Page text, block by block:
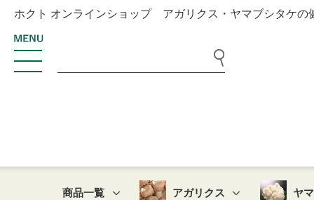
ホクト オンラインショップ アガリクス・ヤマブシタケの
商品一覧 アガリクス ヤ